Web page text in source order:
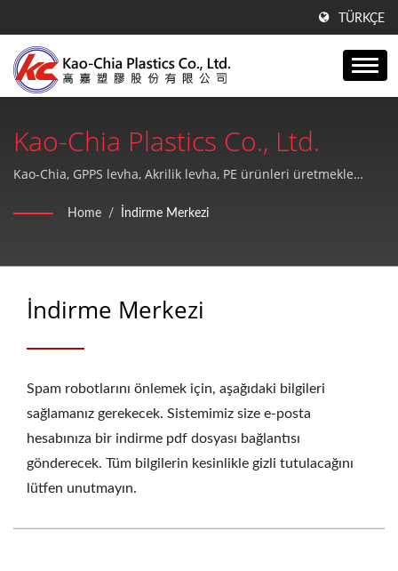
TÜRKÇE
Kao-Chia Plastics Co., Ltd.
Kao-Chia, GPPS levha, Akrilik levha, PE ürünleri üretmekle
sonrası hizmet sunar.
Home / İndirme Merkezi
İndirme Merkezi
Spam robotlarını önlemek için, aşağıdaki bilgileri
sağlamanız gerekecek. Sistemimiz size e-posta
hesabınıza bir indirme pdf dosyası bağlantısı
gönderecek. Tüm bilgilerin kesinlikle gizli tutulacağını
lütfen unutmayın.